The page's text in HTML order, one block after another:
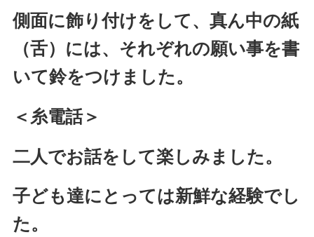
側面に飾り付けをして、真ん中の紙
（舌）には、それぞれの願い事を書
いて鈴をつけました。
＜糸電話＞
二人でお話をして楽しみました。
子ども達にとっては新鮮な経験でし
た。